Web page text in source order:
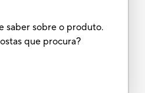
saber sobre o produto.
que procura?